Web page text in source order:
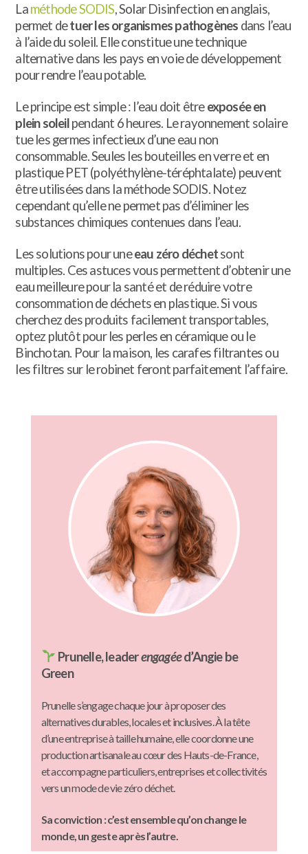
Laméthode SODIS, Solar Disinfection en anglais,
permet detuer les organismes pathogènes dans l’eau
à l’aide du soleil. Elle constitue une technique
alternative dans les pays en voie de développement
pour rendre l’eau potable.
Le principe est simple : l’eau doit êtreexposée en
plein soleilpendant 6 heures. Le rayonnement solaire
tue les germes infectieux d’une eau non
consommable. Seules les bouteilles en verre et en
plastique PET (polyéthylène-téréphtalate) peuvent
être utilisées dans la méthode SODIS. Notez
cependant qu’elle ne permet pas d’éliminer les
substances chimiques contenues dans l’eau.
Les solutions pour uneeau zéro déchetsont
multiples. Ces astuces vous permettent d’obtenir une
eau meilleure pour la santé et de réduire votre
consommation de déchets en plastique. Si vous
cherchez des produits facilement transportables,
optez plutôt pour les perles en céramique ou le
Binchotan. Pour la maison, les carafes filtrantes ou
les filtres sur le robinet feront parfaitement l’affaire.
Prunelle, leaderengagéed’Angie be
Green
Prunelle s’engage chaque jour à proposer des
alternatives durables, locales et inclusives. À la tête
d’une entreprise à taille humaine, elle coordonne une
production artisanale au cœur des Hauts-de-France,
et accompagne particuliers, entreprises et collectivités
vers un mode de vie zéro déchet.
Sa conviction : c’est ensemble qu’on change le
monde, un geste après l’autre.